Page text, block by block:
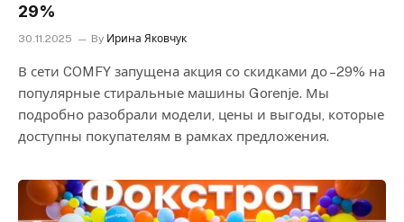
29%
30.11.2025 By Ирина Яковчук
В сети COMFY запущена акция со скидками до –29% на
популярные стиральные машины Gorenje. Мы
подробно разобрали модели, цены и выгоды, которые
доступны покупателям в рамках предложения.